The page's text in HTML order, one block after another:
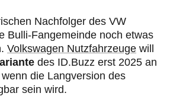
Nachfolger des VW
Bulli-Fangemeinde noch etwas
Volkswagen Nutzfahrzeuge will
des ID.Buzz erst 2025 an
die Langversion des
sein wird.